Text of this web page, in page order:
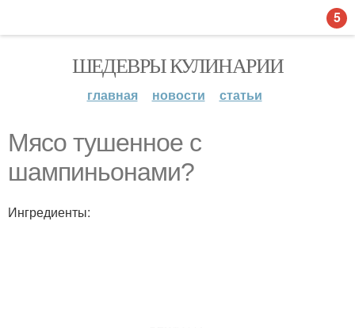
ШЕДЕВРЫ КУЛИНАРИИ
главная новости статьи
Мясо тушенное с
шампиньонами?
Ингредиенты:
5